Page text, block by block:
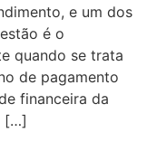
e um dos
é o
quando se trata
de pagamento
financeira da
[…]